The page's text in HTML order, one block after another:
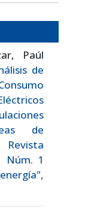
Paúl
de
de
Revista
Núm. 1